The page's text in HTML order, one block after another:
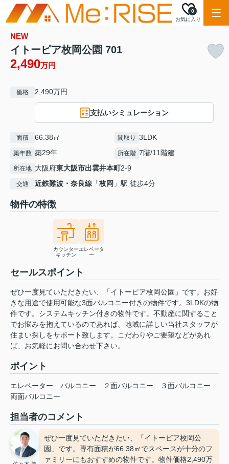
お気に入り
0
NEW
イトーピア枚岡公園 701
2,490万円
価格 2,490万円
支払いシミュレーション
面積 66.38㎡ 間取り 3LDK
築年数 築29年 所在階 7階/11階建
所在地 大阪府東大阪市出雲井本町2-9
交通 近鉄難波・奈良線 「枚岡 」駅 徒歩4分
物件の特徴
カウンター
キッチン
エレベータ
ー
セールスポイント
ぜひ一度見ていただきたい、「イトーピア枚岡公園」です。お好
きな用途で使用可能な3面バルコニー付きの物件です。3LDKの物
件です。システムキッチン付きの物件です。不動産に関すること
でお悩みを抱えているのであれば、地域に詳しい当社スタッフが
住まい探しをサポート致します。こだわりやご要望などがあれ
ば、お気軽にお問い合わせ下さい。
ポイント
エレベーター バルコニー ２面バルコニー
３面バルコニー
両面バルコニー
担当者のコメント
ぜひ一度見ていただきたい、「イトーピア枚岡公
園」です。専有面積が66.38㎡でスペースが十分のフ
ァミリーにもおすすめの物件です。物件価格2,490万